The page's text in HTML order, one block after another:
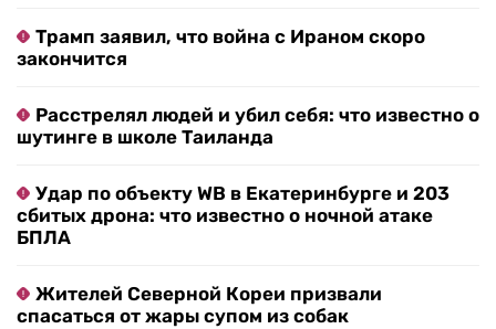
Трамп заявил, что война с Ираном скоро
закончится
Расстрелял людей и убил себя: что известно о
шутинге в школе Таиланда
Удар по объекту WB в Екатеринбурге и 203
сбитых дрона: что известно о ночной атаке
БПЛА
Жителей Северной Кореи призвали
спасаться от жары супом из собак